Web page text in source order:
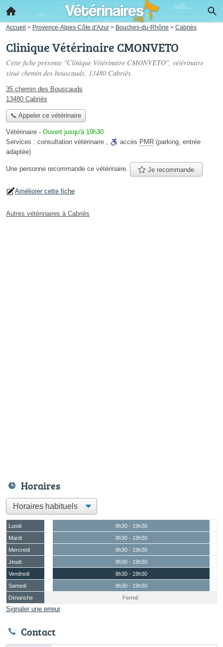
Accueil > Provence-Alpes-Côte d'Azur > Bouches-du-Rhône > Cabriès
Clinique Vétérinaire CMONVETO
Cette fiche présente "Clinique Vétérinaire CMONVETO", vétérinaire
situé chemin des bouscauds, 13480 Cabriès.
35 chemin des Bouscauds
13480 Cabriès
📞 Appeler ce vétérinaire
Vétérinaire - Ouvert jusqu'à 19h30
Services : consultation vétérinaire , accès PMR (parking, entrée
adaptée)
Une personne recommande ce vétérinaire. Je recommande
Améliorer cette fiche
Autres vétérinaires à Cabriès
Horaires
Lundi
8h30 - 19h30
Mardi
8h30 - 19h30
Mercredi
8h30 - 19h30
Jeudi
8h30 - 19h30
Vendredi
8h30 - 19h30
Samedi
8h30 - 19h30
Dimanche
Fermé
Signaler une erreur
Contact